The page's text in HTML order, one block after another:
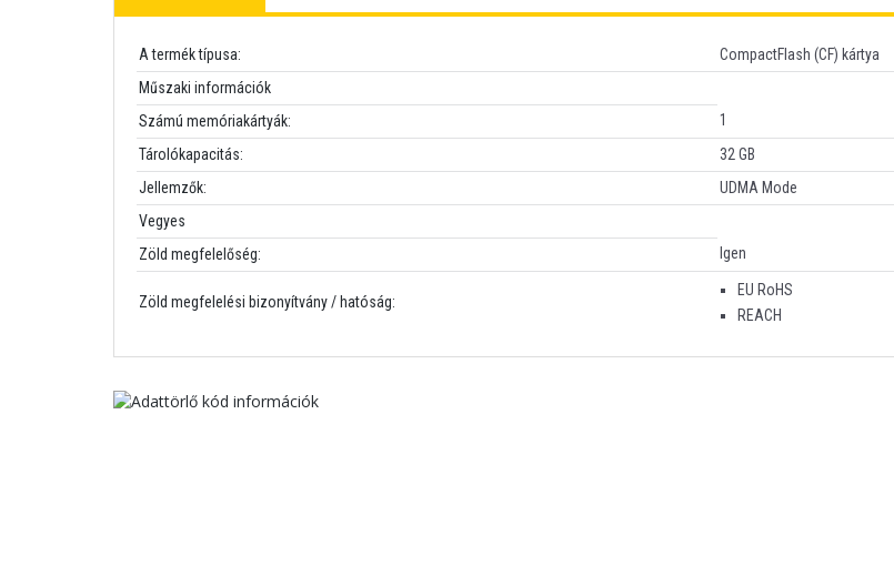
A termék típusa:
CompactFlash (CF) kártya
Műszaki információk
Számú memóriakártyák:
1
Tárolókapacitás:
32 GB
Jellemzők:
UDMA Mode
Vegyes
Zöld megfelelőség:
Igen
Zöld megfelelési bizonyítvány / hatóság:
EU RoHS
REACH